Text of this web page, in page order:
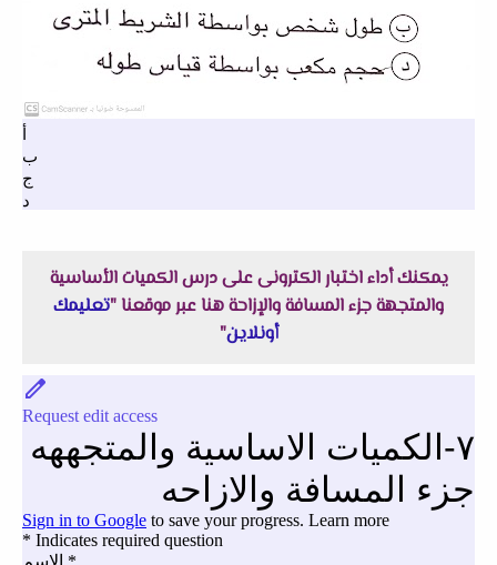
يمكنك أداء اختبار الكترونى على درس الكميات الأساسية
والمتجهة جزء المسافة والإزاحة هنا عبر موقعنا "تعليمك
أونلاين"